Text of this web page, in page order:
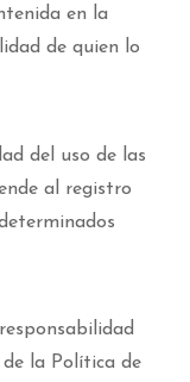
en la
de quien lo
del uso de las
al registro
la Política de